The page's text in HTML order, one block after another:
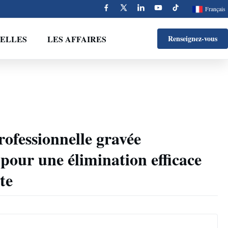
Français
LES AFFAIRES Renseignez-vous
gravée
une élimination efficace